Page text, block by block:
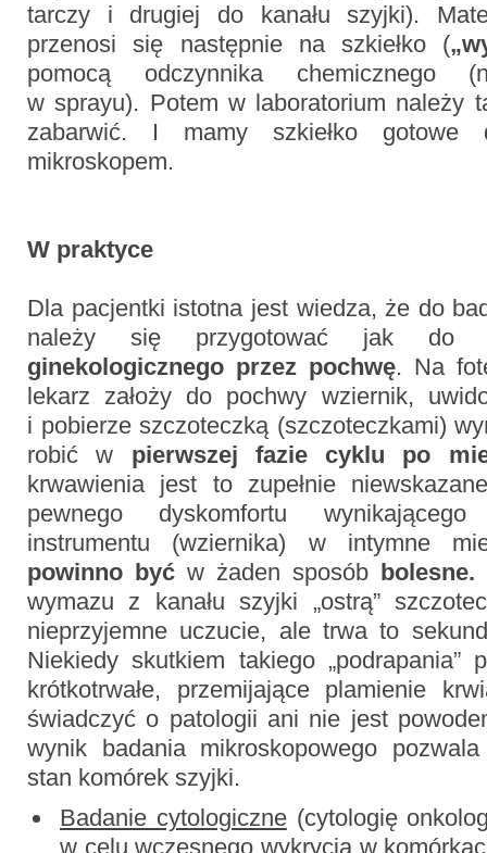
tarczy i drugiej do kanału szyjki).
przenosi się następnie na szkiełko (
pomocą odczynnika chemicznego
w sprayu). Potem w laboratorium należy
zabarwić. I mamy szkiełko gotowe
mikroskopem.
W praktyce
Dla pacjentki istotna jest wiedza, że do
należy się przygotować jak do
ginekologicznego przez pochwę. Na
lekarz założy do pochwy wziernik,
i pobierze szczoteczką (szczoteczkami)
robić w pierwszej fazie cyklu po
krwawienia jest to zupełnie
pewnego dyskomfortu
instrumentu (wziernika) w intymne
powinno być w żaden sposób bolesne.
wymazu z kanału szyjki „ostrą”
nieprzyjemne uczucie, ale trwa to
Niekiedy skutkiem takiego „podrapania”
krótkotrwałe, przemijające plamienie
świadczyć o patologii ani nie jest
wynik badania mikroskopowego
stan komórek szyjki.
Badanie cytologiczne(cytologię
w celu wczesnego wykrycia w